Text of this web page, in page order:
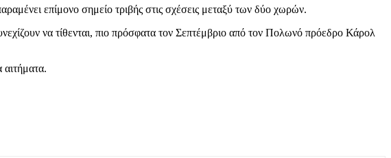
επίμονο σημείο τριβής στις σχέσεις μεταξύ των δύο χωρών.
να τίθενται, πιο πρόσφατα τον Σεπτέμβριο από τον Πολωνό πρόεδρο Κάρολ